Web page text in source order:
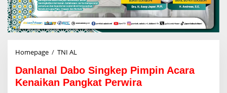
Homepage / TNI AL
n
l
a
Danlanal Dabo Singkep Pimpin Acara
Kenaikan Pangkat Perwira